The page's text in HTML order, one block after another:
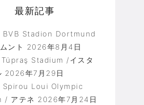
最新記事
BVB Stadion Dortmund
ント 2026年8月4日
Tüpraş Stadium /イスタ
2026年7月29日
Spirou Loui Olympic
/ アテネ 2026年7月24日